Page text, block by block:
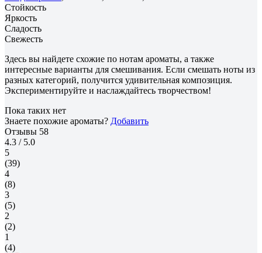
Стойкость
Яркость
Сладость
Свежесть
Здесь вы найдете схожие по нотам ароматы, а также
интересные варианты для смешивания. Если смешать ноты из
разных категорий, получится удивительная композиция.
Экспериментируйте и наслаждайтесь творчеством!
Пока таких нет
Знаете похожие ароматы? Добавить
Отзывы 58
4.3 / 5.0
5
(39)
4
(8)
3
(5)
2
(2)
1
(4)